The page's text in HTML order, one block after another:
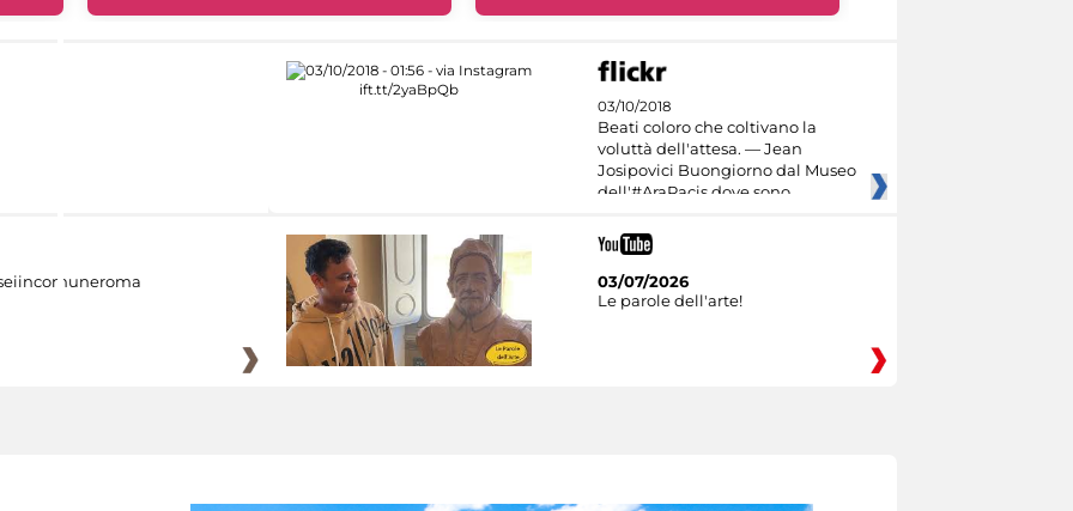
03/10/2018
Beati coloro che coltivano la
voluttà dell'attesa. — Jean
Josipovici Buongiorno dal Museo
dell'#AraPacis dove sono
03/07/2026
Le parole dell'arte!